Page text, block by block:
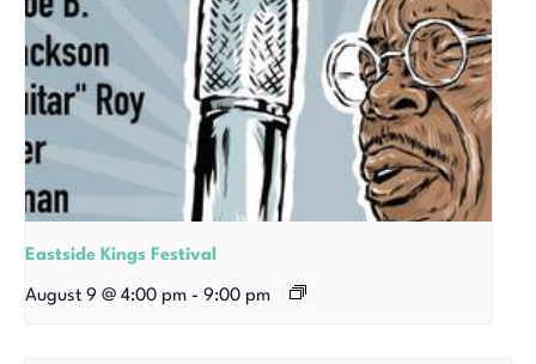
Eastside Kings Festival
August 9 @ 4:00 pm - 9:00 pm